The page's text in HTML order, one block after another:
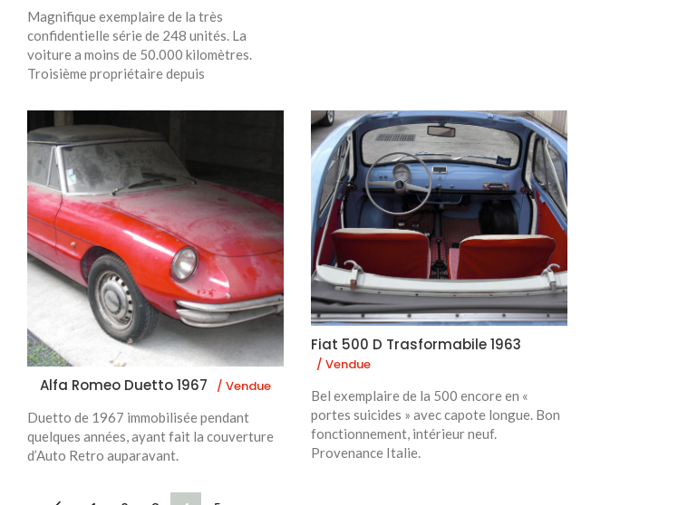
Magnifique exemplaire de la très
confidentielle série de 248 unités. La
voiture a moins de 50.000 kilomètres.
Troisième propriétaire depuis
Alfa Romeo Duetto 1967 / Vendue
Duetto de 1967 immobilisée pendant
quelques années, ayant fait la couverture
d’Auto Retro auparavant.
Fiat 500 D Trasformabile 1963
/ Vendue
Bel exemplaire de la 500 encore en «
portes suicides » avec capote longue. Bon
fonctionnement, intérieur neuf.
Provenance Italie.